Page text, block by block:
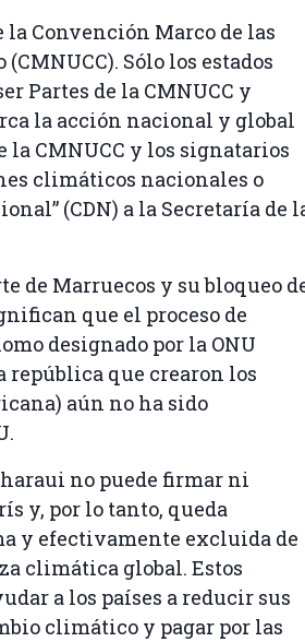
la Convención Marco de las
Sólo los estados
Partes de la CMNUCC y
la acción nacional y global
la CMNUCC y los signatarios
climáticos nacionales o
(CDN) a la Secretaría de
de Marruecos y su bloqueo
que el proceso de
designado por la ONU
república que crearon los
aún no ha sido
no puede firmar ni
y, por lo tanto, queda
y efectivamente excluida de
climática global. Estos
a los países a reducir sus
climático y pagar por las